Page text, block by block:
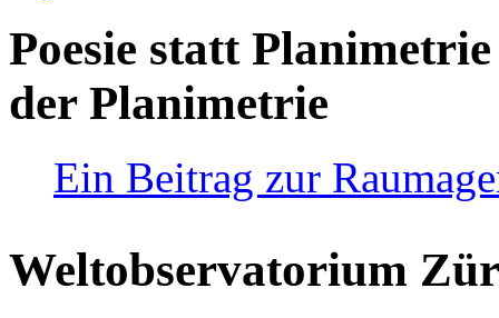
Poesie statt
der Planimetrie
Ein Beitrag zur
Weltobservatorium